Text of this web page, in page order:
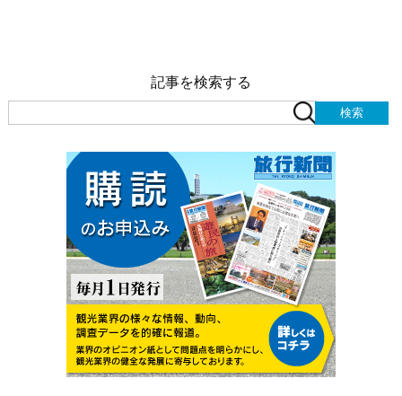
記事を検索する